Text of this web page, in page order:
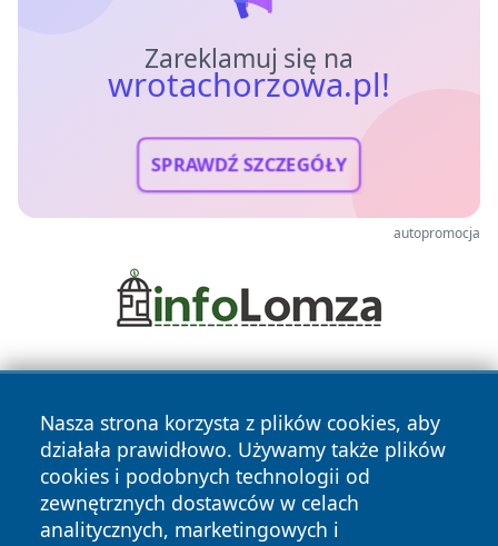
Zareklamuj się na
wrotachorzowa.pl!
SPRAWDŹ SZCZEGÓŁY
autopromocja
Nasza strona korzysta z plików cookies, aby
działała prawidłowo. Używamy także plików
cookies i podobnych technologii od
zewnętrznych dostawców w celach
analitycznych, marketingowych i
Copyright © 2026 wrotachorzowa.pl Wszystkie prawa
zastrzeżone.